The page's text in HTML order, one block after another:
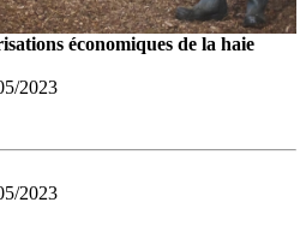
économiques de la haie
2023
2023